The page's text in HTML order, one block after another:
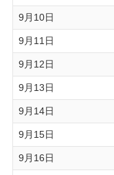
9月10日
9月11日
9月12日
9月13日
9月14日
9月15日
9月16日